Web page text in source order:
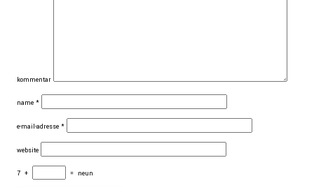
kommentar
name *
e-mail-adresse *
website
7 + = neun